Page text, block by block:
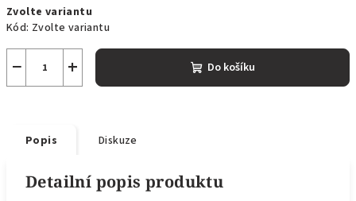
cena:
Zvolte variantu
Kód: Zvolte variantu
+
− Do košíku
Popis Diskuze
Detailní popis produktu